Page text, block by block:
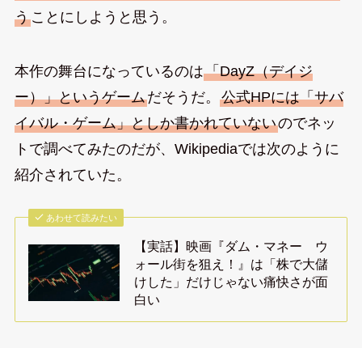
うことにしようと思う。
本作の舞台になっているのは「DayZ（デイジ
ー）」というゲームだそうだ。 公式HPには「サバ
イバル・ゲーム」としか書かれていないのでネッ
トで調べてみたのだが、Wikipediaでは次のように
紹介されていた。
あわせて読みたい
【実話】映画『ダム・マネー ウ
ォール街を狙え！』は「株で大儲
けした」だけじゃない痛快さが面
白い